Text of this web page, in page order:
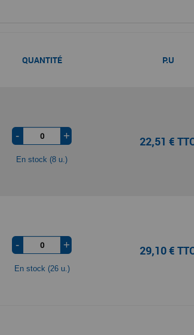
QUANTITÉ P.U
- +
En stock (8 u.)
22,51 €
- +
En stock (26 u.)
29,10 €